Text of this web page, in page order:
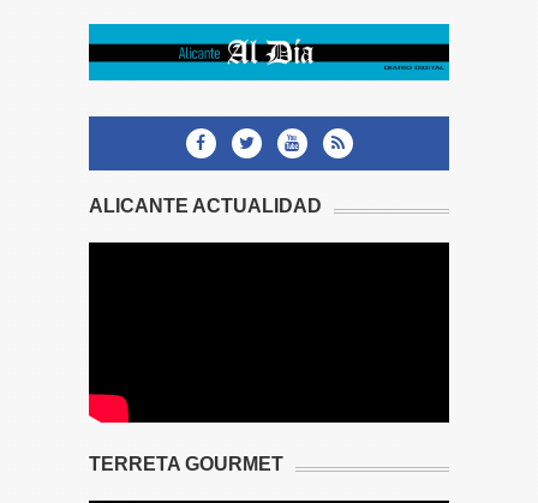
ALICANTE ACTUALIDAD
TERRETA GOURMET